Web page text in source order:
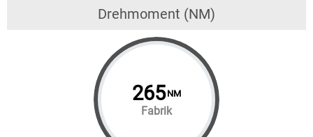
Drehmoment (NM)
265 NM
Fabrik